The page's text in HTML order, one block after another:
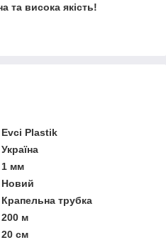
та висока якість!
Evci Plastik
Україна
1 мм
Новий
Крапельна трубка
200 м
20 см